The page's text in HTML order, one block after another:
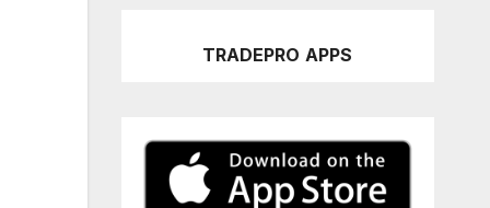
TRADEPRO APPS